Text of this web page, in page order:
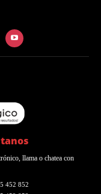
llama o chatea con
452 852